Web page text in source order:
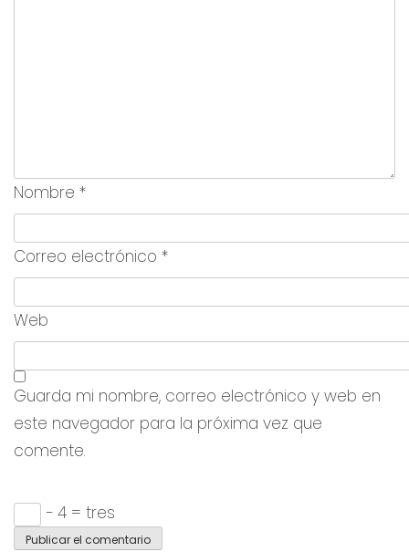
Nombre *
Correo electrónico *
Web
Guarda mi nombre, correo electrónico y web en
este navegador para la próxima vez que
comente.
− 4 = tres